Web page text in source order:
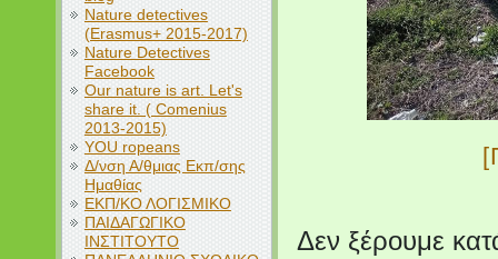
Nature detectives
(Erasmus+ 2015-2017)
Nature Detectives
Facebook
Our nature is art. Let's
share it. ( Comenius
2013-2015)
YOU ropeans
Δ/νση Α/θμιας Εκπ/σης
Ημαθίας
ΕΚΠ/ΚΟ ΛΟΓΙΣΜΙΚΟ
ΠΑΙΔΑΓΩΓΙΚΟ
ΙΝΣΤΙΤΟΥΤΟ
Δεν ξέρουμε